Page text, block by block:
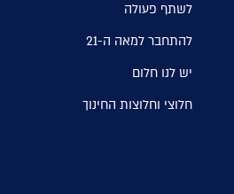
לשתף פעולה
להתחבר למאה ה-21
יש לנו חלום
חלוצי וחלוצות החינוך